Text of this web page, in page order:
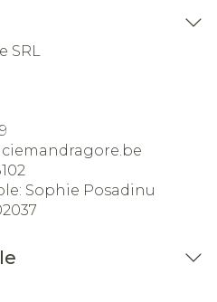
SRL
Sophie Posadinu